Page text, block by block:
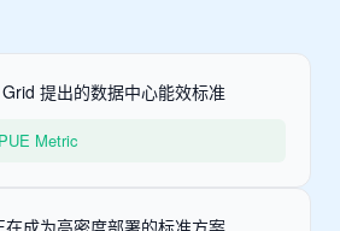
提出的数据中心能效标准
Metric
成为高密度部署的标准方案